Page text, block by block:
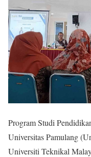
Program Studi
Universitas Pamulang
Universiti Teknikal